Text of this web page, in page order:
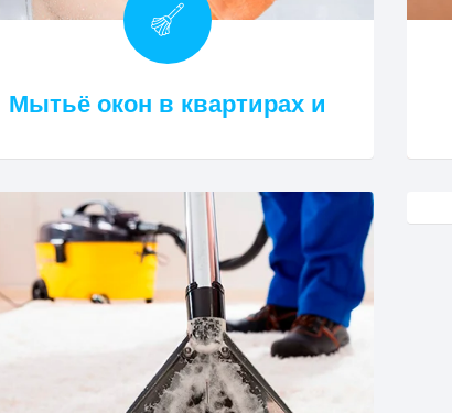
Мытьё окон в квартирах и